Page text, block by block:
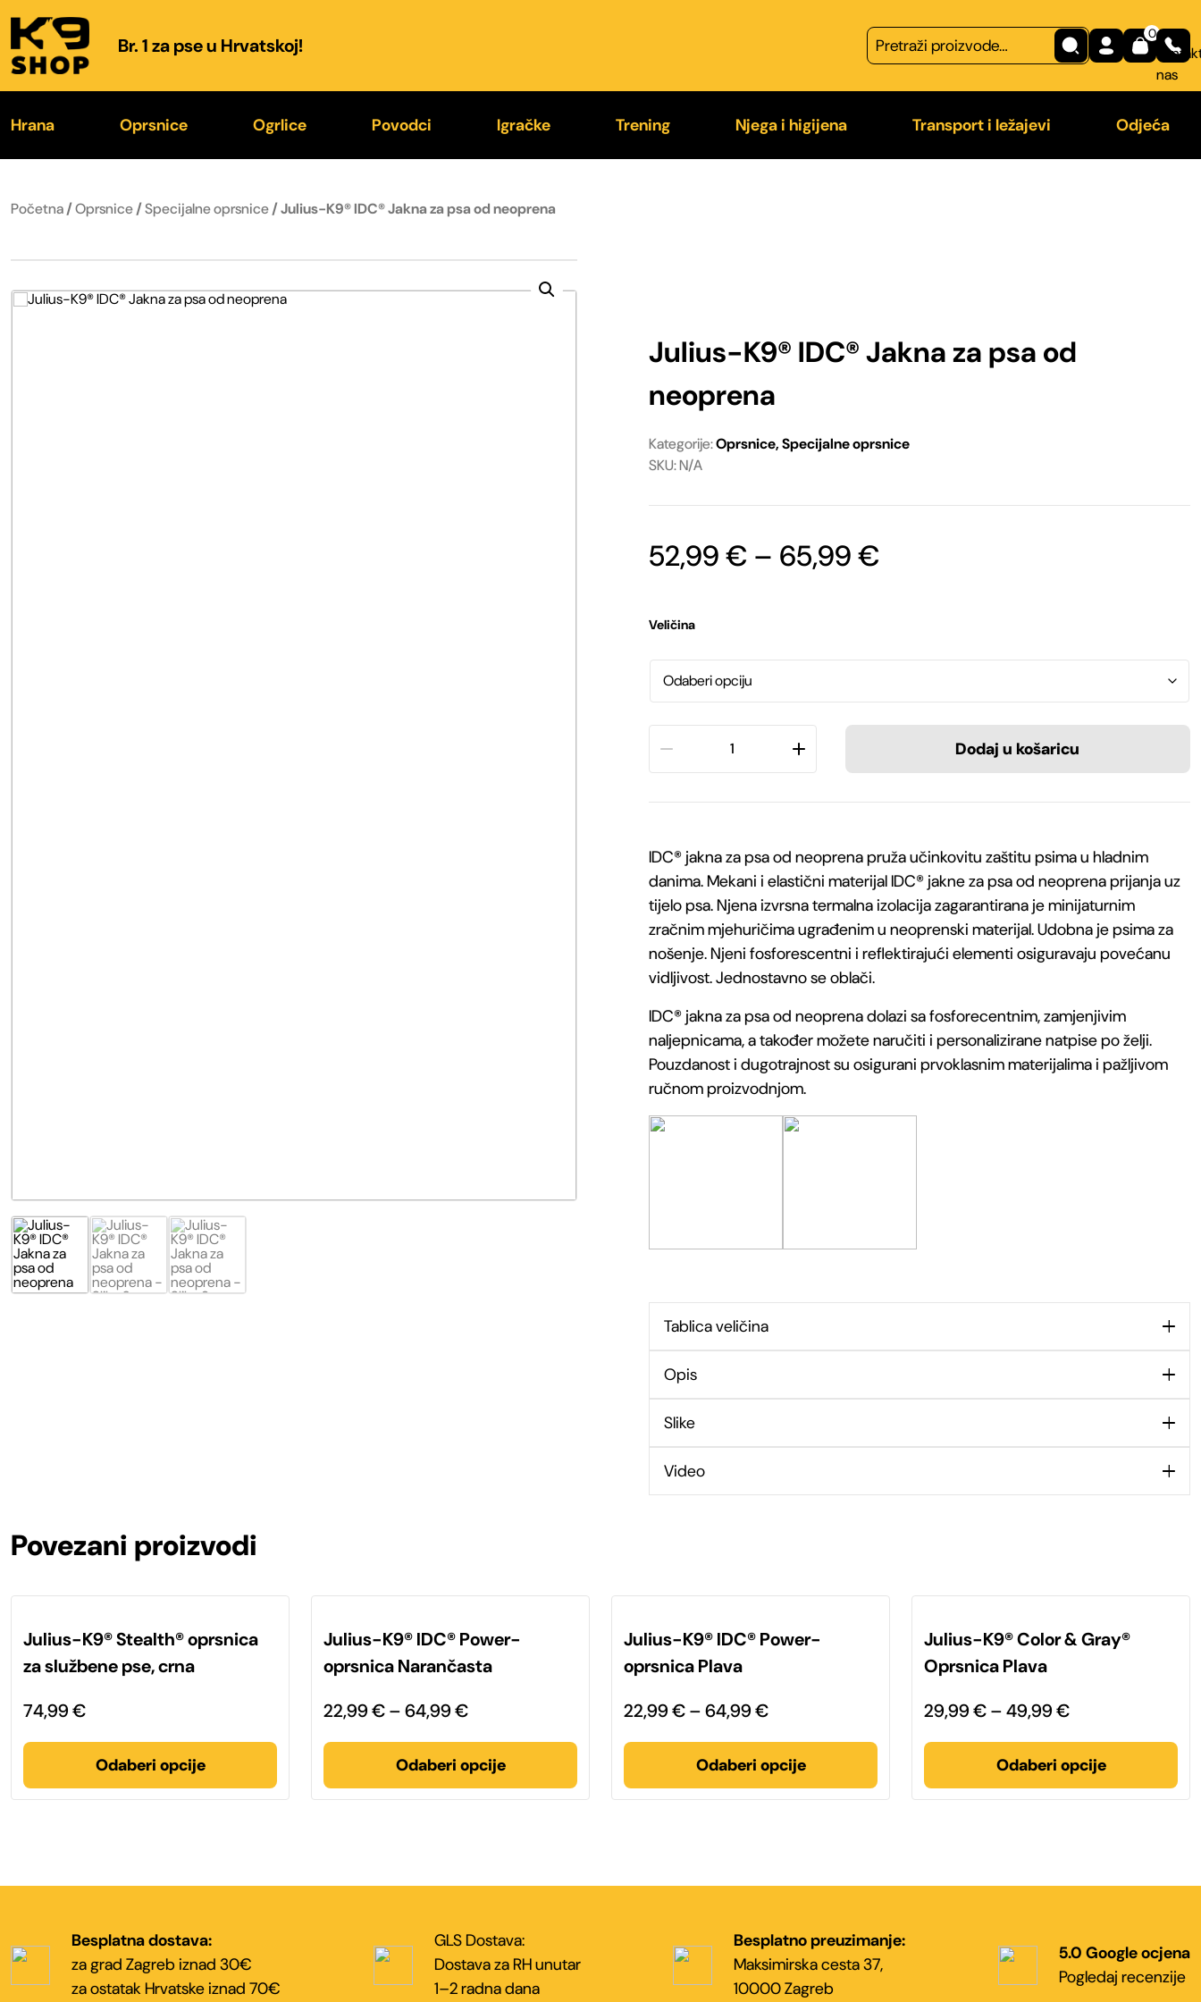
Br. 1 za pse u Hrvatskoj!
0
nas
Hrana
K9® Hrana
Poslastice
Oprsnice
IDC® Power 2026.
Color & Gray® 2026.
Ogrlice
K9® Color & Gray
Trening ogrlice
Povodci
K9® Supergrip
Flexi®
Igračke
Kong®
Trening
Oprema za vodiče
Ostala oprema
Njega i higijena Transport i ležajevi Odjeća
Početna/Oprsnice/Specijalne oprsnice/ Julius-K9® IDC® Jakna za psa od neoprena
Julius-K9® IDC® Jakna za psa od
neoprena
Kategorije:Oprsnice,Specijalne oprsnice
SKU: N/A
52,99€ – 65,99€
do
65,99 €
Veličina
Jakna
za
psa
od
neoprena
količina
Dodaj u košaricu
IDC® jakna za psa od neoprena pruža učinkovitu zaštitu psima u hladnim
danima. Mekani i elastični materijal IDC® jakne za psa od neoprena prijanja uz
tijelo psa. Njena izvrsna termalna izolacija zagarantirana je minijaturnim
zračnim mjehuričima ugrađenim u neoprenski materijal. Udobna je psima za
nošenje. Njeni fosforescentni i reflektirajući elementi osiguravaju povećanu
vidljivost. Jednostavno se oblači.
IDC® jakna za psa od neoprena dolazi sa fosforecentnim, zamjenjivim
naljepnicama, a također možete naručiti i personalizirane natpise po želji.
Pouzdanost i dugotrajnost su osigurani prvoklasnim materijalima i pažljivom
ručnom proizvodnjom.
Tablica veličina
Opis
Slike
Video
Povezani proizvodi
Julius-K9® Stealth® oprsnica
za službene pse, crna
74,99€
Odaberi opcije
proizvod
ima
varijanti.
mogu
na
Julius-K9® IDC® Power-
oprsnica Narančasta
22,99€ –64,99€Raspon
cijena:
od
22,99 €
Odaberi opcije
proizvod
ima
varijanti.
se
mogu
na
Julius-K9® IDC® Power-
oprsnica Plava
22,99€ –64,99€Raspon
cijena:
od
22,99 €
Odaberi opcije
proizvod
ima
varijanti.
se
mogu
na
Julius-K9® Color & Gray®
Oprsnica Plava
29,99€ –49,99€Raspon
cijena:
od
29,99 €
Odaberi opcije
proizvod
ima
više
varijanti.
se
mogu
na
Besplatna dostava:
za grad Zagreb iznad 30€
za ostatak Hrvatske iznad 70€
GLS Dostava:
Dostava za RH unutar
1–2 radna dana
Besplatno preuzimanje:
Maksimirska cesta 37,
10000 Zagreb
5.0 Google ocjena
Pogledaj recenzije